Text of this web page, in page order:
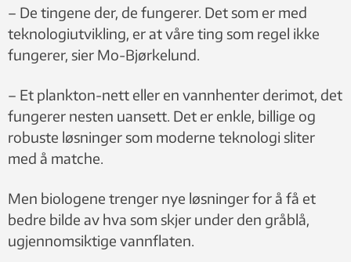
– De tingene der, de fungerer. Det som er med
teknologiutvikling, er at våre ting som regel ikke
fungerer, sier Mo-Bjørkelund.
– Et plankton-nett eller en vannhenter derimot, det
fungerer nesten uansett. Det er enkle, billige og
robuste løsninger som moderne teknologi sliter
med å matche.
Men biologene trenger nye løsninger for å få et
bedre bilde av hva som skjer under den gråblå,
ugjennomsiktige vannflaten.